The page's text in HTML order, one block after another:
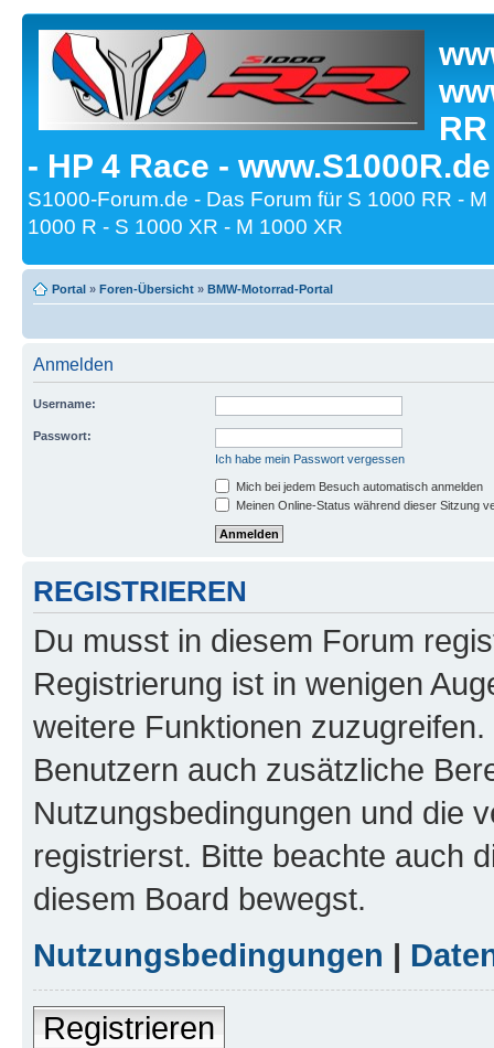
- HP 4 Race -
S1000-Forum.de - Das Forum für S 1000 RR -
1000 R - S 1000 XR - M 1000 XR
Portal » Foren-Übersicht » BMW-Motorrad-Portal
Anmelden
Username:
Passwort:
Ich habe mein Passwort vergessen
Mich bei jedem Besuch automatisch anmelden
Meinen Online-Status während dieser Sitzung
REGISTRIEREN
Du musst in diesem Forum
Registrierung ist in wenigen
weitere Funktionen
Benutzern auch zusätzliche
Nutzungsbedingungen und die
registrierst. Bitte beachte auch
diesem Board bewegst.
Nutzungsbedingungen |
Registrieren